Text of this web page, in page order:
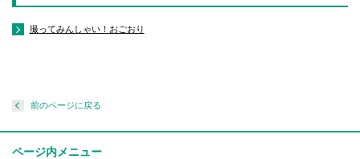
撮ってみんしゃい！おごおり
前のページに戻る
ページ内メニュー